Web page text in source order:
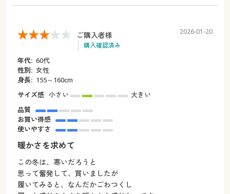
ご購入者様
購入確認済み
2026-01-20
年代: 60代
性別: 女性
身長: 155～160cm
サイズ感 小さい
大きい
品質
お買い得感
使いやすさ
暖かさを求めて
この冬は、寒いだろうと
思って奮発して、買いましたが
履いてみると、なんだかごわつくし